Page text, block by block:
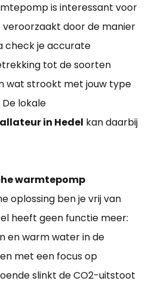
is interessant voor
veroorzaakt door de manier
check je accurate
tot de soorten
wat strookt met jouw type
lokale
in Hedel kan daarbij
warmtepomp
oplossing ben je vrij van
heeft geen functie meer:
en warm water in de
met een focus op
slinkt de CO2-uitstoot